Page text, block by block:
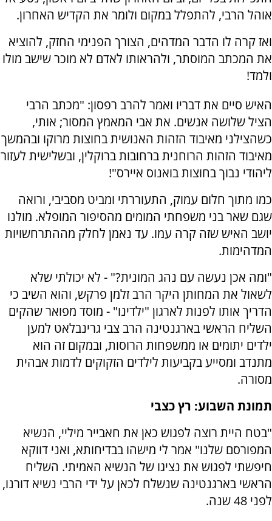
אוהל הרבי, להתפלל במקום ולומר את הקדיש האחרון.
ואז קרה לו הדבר המדהים, הצורך הפנימי החזק, להוציא
את המכתב המוסתר, ולהראותו לאדם לא מוכר שישב מולו
ולמד!
האיש סיים את דבריו ואמר להרב רפסון: "מכתב הרבי
הציל שלושה אנשים. את אבי המאמץ המסור; אותי,
כשהצילני מאיבוד הזהות האנושית בחוצות מרוקו ובהמשך
מאיבוד הזהות הרוחנית ברחובות ברוקלין, ובשלישית לעזור
ליהודי נבוך בחוצות בואנוס איירס"!
כמו מתוך חלום עמוק, התעוררתי ומביט מסביבי, ורואה
שגם שאר בני משפחתי המומים מהסיפור המופלא. מולנו
יושב האיש שזה קרה עמו. עד נאמן לחלק מההתרחשויות
המדהימות.
"ומה אכן נעשה עם נהג המונית?" - לא יכולתי שלא
לשאול את המחותן היקר הרב זלמן פרקש, והוא השיב כי
הדריך אותו לפנות לארגון "ילדינו" - מוסד מפואר שהקים
השליח הראשי בארגנטינה הרב צבי גרינבלאט למען
ילדים יתומים או ממשפחות הרוסות, ובמקום זה הוא
מתנדב ומסייע בקביעות לילדים הזקוקים לדמות אבהית
מסורה.
תמונת השבוע: רץ כצבי
"בטח היית רוצה לפגוש כאן את חאבייר מיליי, הנשיא
המפורסם שלנו" אמר לי מישהו בבדיחותא, ואני דווקא
חיפשתי לפגוש את נציגו של הנשיא האמיתי. השליח
הראשי בארגנטינה שנשלח לכאן על ידי הרבי נשיא דורנו,
לפני 48 שנה.